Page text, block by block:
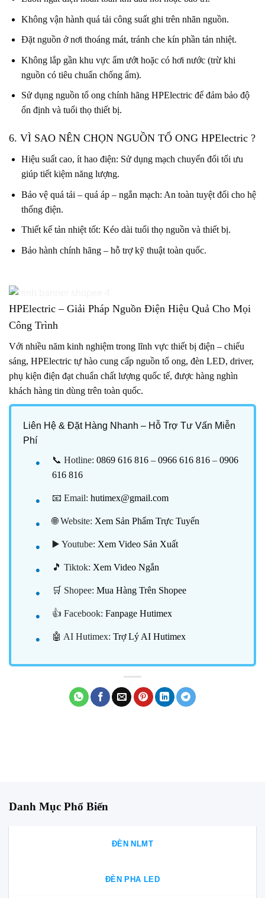
Không vận hành quá tải công suất ghi trên nhãn nguồn.
Đặt nguồn ở nơi thoáng mát, tránh che kín phần tản nhiệt.
Không lắp gần khu vực ẩm ướt hoặc có hơi nước (trừ khi
nguồn có tiêu chuẩn chống ẩm).
Sử dụng nguồn tổ ong chính hãng HPElectric để đảm bảo độ
ổn định và tuổi thọ thiết bị.
6. VÌ SAO NÊN CHỌN NGUỒN TỔ ONG HPElectric ?
Hiệu suất cao, ít hao điện: Sử dụng mạch chuyển đổi tối ưu
giúp tiết kiệm năng lượng.
Bảo vệ quá tải – quá áp – ngắn mạch: An toàn tuyệt đối cho hệ
thống điện.
Thiết kế tản nhiệt tốt: Kéo dài tuổi thọ nguồn và thiết bị.
Bảo hành chính hãng – hỗ trợ kỹ thuật toàn quốc.
HPElectric – Giải Pháp Nguồn Điện Hiệu Quả Cho Mọi
Công Trình
Với nhiều năm kinh nghiệm trong lĩnh vực thiết bị điện – chiếu
sáng, HPElectric tự hào cung cấp nguồn tổ ong, đèn LED, driver,
phụ kiện điện đạt chuẩn chất lượng quốc tế, được hàng nghìn
khách hàng tin dùng trên toàn quốc.
Liên Hệ & Đặt Hàng Nhanh – Hỗ Trợ Tư Vấn Miễn
Phí
📞 Hotline: 0869 616 816– 0966 616 816– 0906
616 816
📧 Email: hutimex@gmail.com
🌐 Website: Xem Sản Phẩm Trực Tuyến
▶️ Youtube: Xem Video Sản Xuất
🎵 Tiktok: Xem Video Ngắn
🛒 Shopee: Mua Hàng Trên Shopee
👍 Facebook: Fanpage Hutimex
🤖 AI Hutimex: Trợ Lý AI Hutimex
Danh Mục Phổ Biến
ĐÈN NLMT
ĐÈN PHA LED